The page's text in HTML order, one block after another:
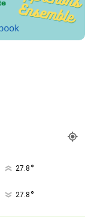
27.8 °
27.8 °